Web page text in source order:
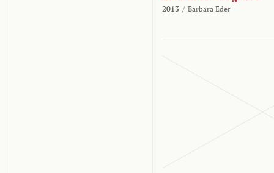
2013 / Barbara Eder